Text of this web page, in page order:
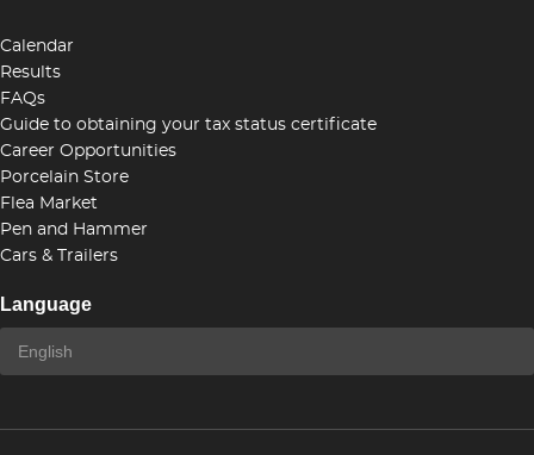
Calendar
Results
FAQs
Guide to obtaining your tax status certificate
Career Opportunities
Porcelain Store
Flea Market
Pen and Hammer
Cars & Trailers
Language